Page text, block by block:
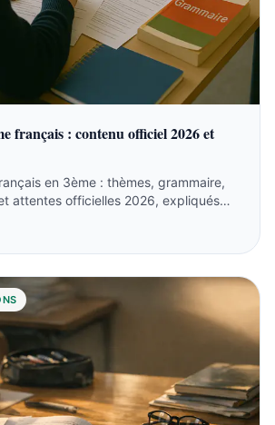
français : contenu officiel 2026 et
en 3ème : thèmes, grammaire,
attentes officielles 2026, expliqués